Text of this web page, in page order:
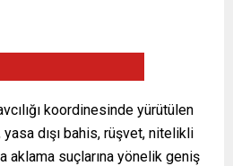
koordinesinde yürütülen
dışı bahis, rüşvet, nitelikli
aklama suçlarına yönelik geniş